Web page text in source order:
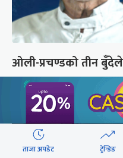
ओली-प्रचण्डको तीन
ताजा अपडेट ट्रेन्डिङ